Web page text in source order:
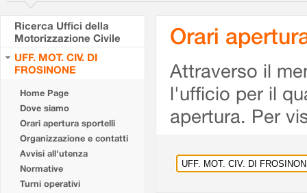
Ricerca Uffici della
Motorizzazione Civile
UFF. MOT. CIV. DI
FROSINONE
Home Page
Dove siamo
Orari apertura sportelli
Organizzazione e contatti
Avvisi all'utenza
Normative
Turni operativi
Orari
Attraverso il
l'ufficio per il
apertura. Per